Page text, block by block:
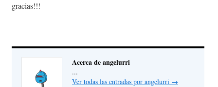
gracias!!!
Acerca de angelurri
...
Ver todas las entradas por angelurri →